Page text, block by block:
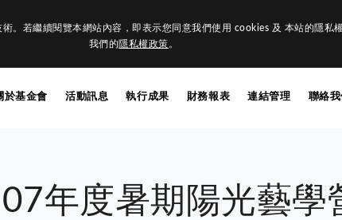
於基金會 活動訊息 執行成果 財務報表 連結管理 聯絡我
。若繼續閱覽本網站內容，即表示您同意我們使用 cookies 及 本站的隱私
我們的隱私權政策 。
年度暑期陽光藝學